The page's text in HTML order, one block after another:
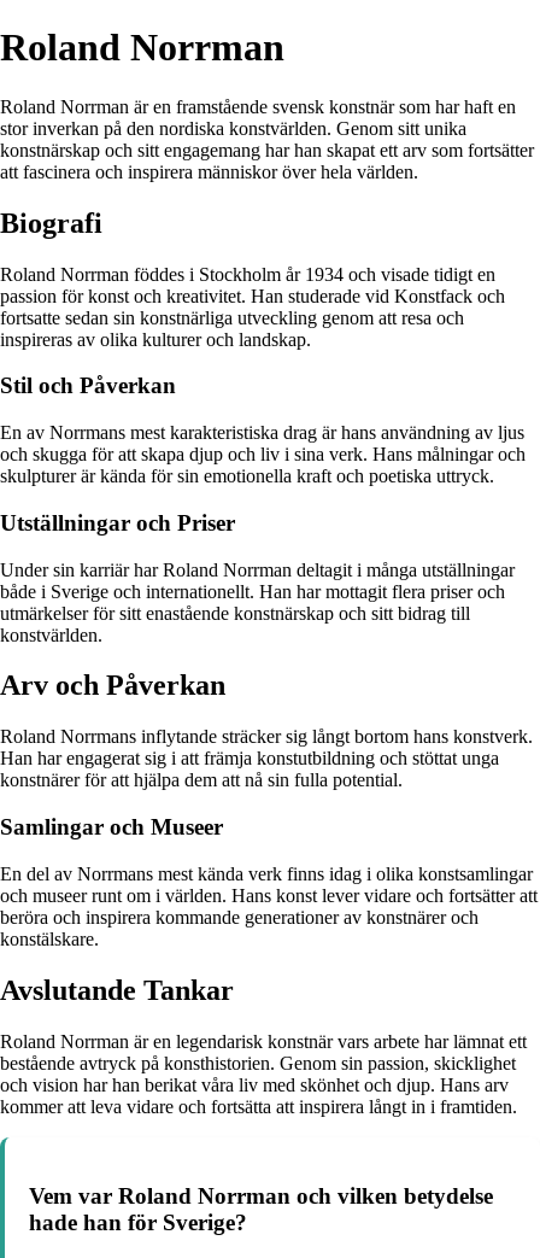
Roland Norrman
Roland Norrman är en framstående svensk konstnär som har haft en
stor inverkan på den nordiska konstvärlden. Genom sitt unika
konstnärskap och sitt engagemang har han skapat ett arv som fortsätter
att fascinera och inspirera människor över hela världen.
Biografi
Roland Norrman föddes i Stockholm år 1934 och visade tidigt en
passion för konst och kreativitet. Han studerade vid Konstfack och
fortsatte sedan sin konstnärliga utveckling genom att resa och
inspireras av olika kulturer och landskap.
Stil och Påverkan
En av Norrmans mest karakteristiska drag är hans användning av ljus
och skugga för att skapa djup och liv i sina verk. Hans målningar och
skulpturer är kända för sin emotionella kraft och poetiska uttryck.
Utställningar och Priser
Under sin karriär har Roland Norrman deltagit i många utställningar
både i Sverige och internationellt. Han har mottagit flera priser och
utmärkelser för sitt enastående konstnärskap och sitt bidrag till
konstvärlden.
Arv och Påverkan
Roland Norrmans inflytande sträcker sig långt bortom hans konstverk.
Han har engagerat sig i att främja konstutbildning och stöttat unga
konstnärer för att hjälpa dem att nå sin fulla potential.
Samlingar och Museer
En del av Norrmans mest kända verk finns idag i olika konstsamlingar
och museer runt om i världen. Hans konst lever vidare och fortsätter att
beröra och inspirera kommande generationer av konstnärer och
konstälskare.
Avslutande Tankar
Roland Norrman är en legendarisk konstnär vars arbete har lämnat ett
bestående avtryck på konsthistorien. Genom sin passion, skicklighet
och vision har han berikat våra liv med skönhet och djup. Hans arv
kommer att leva vidare och fortsätta att inspirera långt in i framtiden.
Vem var Roland Norrman och vilken betydelse
hade han för Sverige?